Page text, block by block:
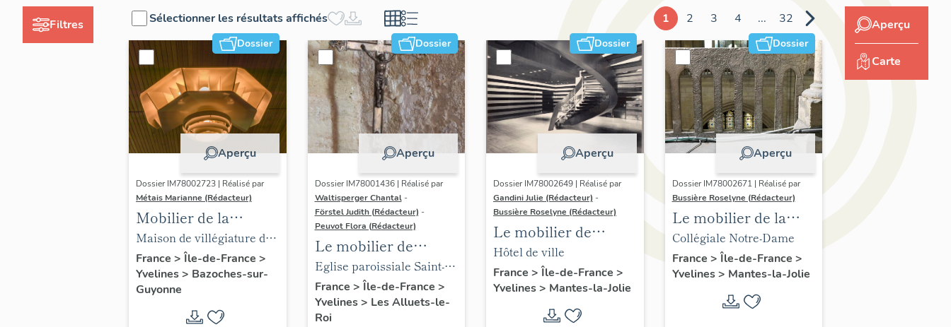
Filtres Sélectionner les résultats affichés 1 2 3 4 ... 32
Dossier
Aperçu
Dossier IM78002723 | Réalisé par
Métais Marianne (Rédacteur)
Mobilier de la
maison Louis Carré
Maison de villégiature dite
maison Louis Carré
France > Île-de-France >
Yvelines> Bazoches-sur-
Guyonne
Dossier
Aperçu
Dossier IM78001436 | Réalisé par
Waltisperger Chantal -
Förstel Judith (Rédacteur) -
Peuvot Flora (Rédacteur)
Le mobilier de
l'église paroissiale
Saint-Nicolas
Eglise paroissiale Saint-
Nicolas
France > Île-de-France >
Yvelines> Les Alluets-le-
Roi
Dossier
Aperçu
Dossier IM78002649 | Réalisé par
Gandini Julie (Rédacteur) -
Bussière Roselyne (Rédacteur)
Le mobilier de
l'hôtel de ville
Hôtel de ville
France > Île-de-France >
Yvelines> Mantes-la-Jolie
Dossier
Aperçu
Dossier IM78002671 | Réalisé par
Bussière Roselyne (Rédacteur)
Le mobilier de la
collégiale
Collégiale Notre-Dame
France > Île-de-France >
Yvelines> Mantes-la-Jolie
Aperçu
Carte